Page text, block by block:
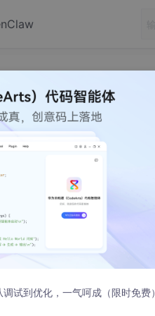
（C语言）
信）
试到优化，一气呵成（限时免费）